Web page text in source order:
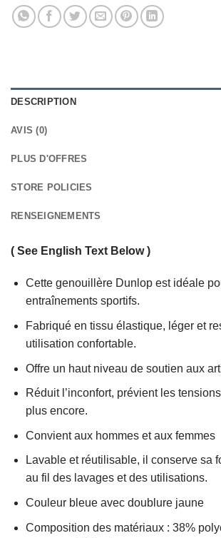
DESCRIPTION
AVIS (0)
PLUS D'OFFRES
STORE POLICIES
RENSEIGNEMENTS
( See English Text Below )
Cette genouillère Dunlop est idéale
entraînements sportifs.
Fabriqué en tissu élastique, léger et
utilisation confortable.
Offre un haut niveau de soutien aux
Réduit l’inconfort, prévient les
plus encore.
Convient aux hommes et aux femmes
Lavable et réutilisable, il conserve sa
au fil des lavages et des utilisations.
Couleur bleue avec doublure jaune
Composition des matériaux : 38%